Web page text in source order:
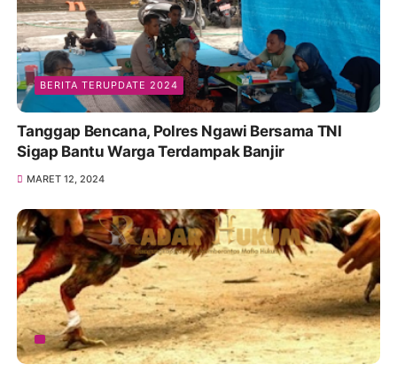
BERITA TERUPDATE 2024
Tanggap Bencana, Polres Ngawi Bersama TNI
Sigap Bantu Warga Terdampak Banjir
MARET 12, 2024